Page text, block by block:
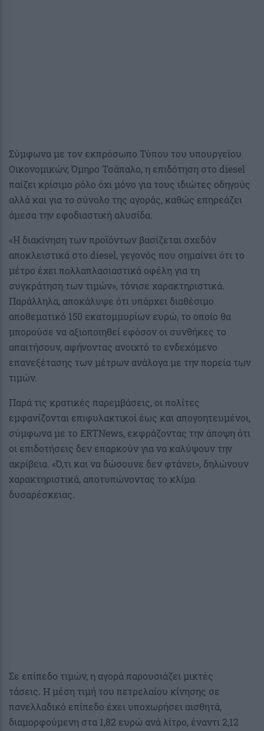
Σύμφωνα με τον εκπρόσωπο Τύπου του υπουργείου
Οικονομικών, Όμηρο Τσάπαλο, η επιδότηση στο diesel
παίζει κρίσιμο ρόλο όχι μόνο για τους ιδιώτες οδηγούς
αλλά και για το σύνολο της αγοράς, καθώς επηρεάζει
άμεσα την εφοδιαστική αλυσίδα.
«Η διακίνηση των προϊόντων βασίζεται σχεδόν
αποκλειστικά στο diesel, γεγονός που σημαίνει ότι το
μέτρο έχει πολλαπλασιαστικά οφέλη για τη
συγκράτηση των τιμών», τόνισε χαρακτηριστικά.
Παράλληλα, αποκάλυψε ότι υπάρχει διαθέσιμο
αποθεματικό 150 εκατομμυρίων ευρώ, το οποίο θα
μπορούσε να αξιοποιηθεί εφόσον οι συνθήκες το
απαιτήσουν, αφήνοντας ανοιχτό το ενδεχόμενο
επανεξέτασης των μέτρων ανάλογα με την πορεία των
τιμών.
Παρά τις κρατικές παρεμβάσεις, οι πολίτες
εμφανίζονται επιφυλακτικοί έως και απογοητευμένοι,
σύμφωνα με το ERTNews, εκφράζοντας την άποψη ότι
οι επιδοτήσεις δεν επαρκούν για να καλύψουν την
ακρίβεια. «Ό,τι και να δώσουνε δεν φτάνει», δηλώνουν
χαρακτηριστικά, αποτυπώνοντας το κλίμα
δυσαρέσκειας.
Σε επίπεδο τιμών, η αγορά παρουσιάζει μικτές
τάσεις. Η μέση τιμή του πετρελαίου κίνησης σε
πανελλαδικό επίπεδο έχει υποχωρήσει αισθητά,
διαμορφούμενη στα 1,82 ευρώ ανά λίτρο, έναντι 2,12